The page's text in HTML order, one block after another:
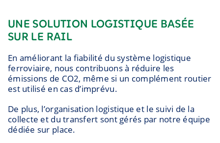
UNE SOLUTION LOGISTIQUE BASÉE
SUR LE RAIL
En améliorant la fiabilité du système logistique
ferroviaire, nous contribuons à réduire les
émissions de CO2, même si un complément routier
est utilisé en cas d’imprévu.
De plus, l’organisation logistique et le suivi de la
collecte et du transfert sont gérés par notre équipe
dédiée sur place.